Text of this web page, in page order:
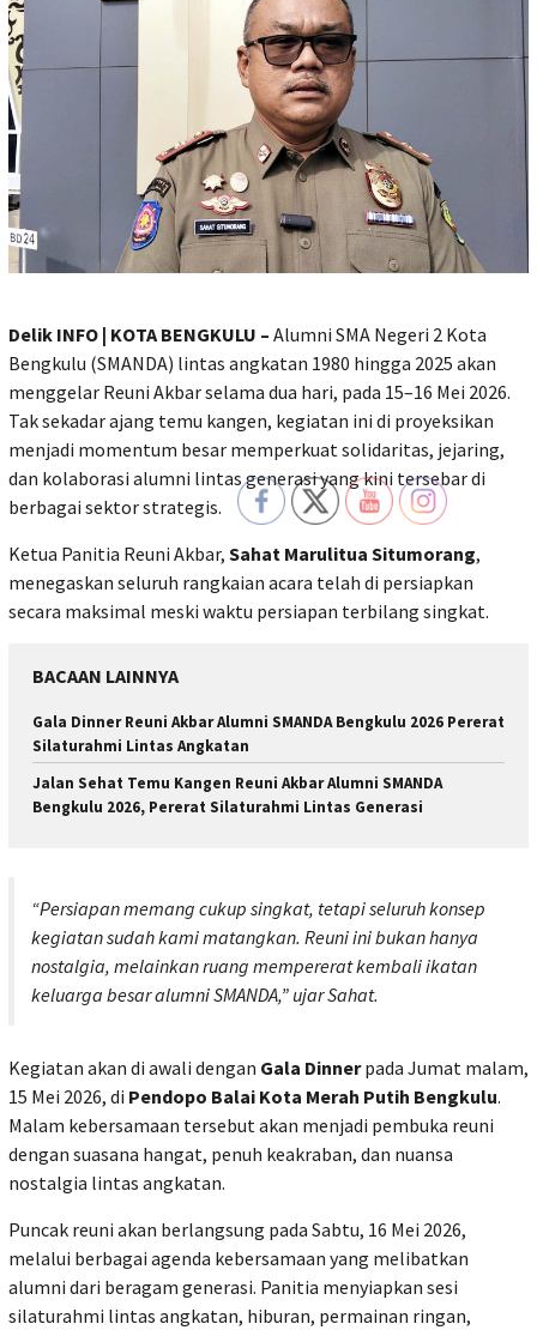
Delik INFO | KOTA BENGKULU – Alumni SMA Negeri 2 Kota
Bengkulu (SMANDA) lintas angkatan 1980 hingga 2025 akan
menggelar Reuni Akbar selama dua hari, pada 15–16 Mei 2026.
Tak sekadar ajang temu kangen, kegiatan ini di proyeksikan
menjadi momentum besar memperkuat solidaritas, jejaring,
dan kolaborasi alumni lintas generasi yang kini tersebar di
berbagai sektor strategis.
Ketua Panitia Reuni Akbar, Sahat Marulitua Situmorang,
menegaskan seluruh rangkaian acara telah di persiapkan
secara maksimal meski waktu persiapan terbilang singkat.
BACAAN LAINNYA
Gala Dinner Reuni Akbar Alumni SMANDA Bengkulu 2026 Pererat
Silaturahmi Lintas Angkatan
Jalan Sehat Temu Kangen Reuni Akbar Alumni SMANDA
Bengkulu 2026, Pererat Silaturahmi Lintas Generasi
“Persiapan memang cukup singkat, tetapi seluruh konsep
kegiatan sudah kami matangkan. Reuni ini bukan hanya
nostalgia, melainkan ruang mempererat kembali ikatan
keluarga besar alumni SMANDA,” ujar Sahat.
Kegiatan akan di awali dengan Gala Dinnerpada Jumat malam,
15 Mei 2026, di Pendopo Balai Kota Merah Putih Bengkulu.
Malam kebersamaan tersebut akan menjadi pembuka reuni
dengan suasana hangat, penuh keakraban, dan nuansa
nostalgia lintas angkatan.
Puncak reuni akan berlangsung pada Sabtu, 16 Mei 2026,
melalui berbagai agenda kebersamaan yang melibatkan
alumni dari beragam generasi. Panitia menyiapkan sesi
silaturahmi lintas angkatan, hiburan, permainan ringan,